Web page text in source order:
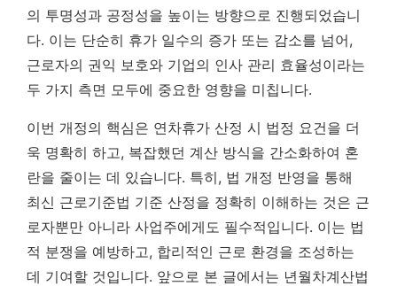
의 투명성과 공정성을 높이는 방향으로 진행되었습니
다. 이는 단순히 휴가 일수의 증가 또는 감소를 넘어,
근로자의 권익 보호와 기업의 인사 관리 효율성이라는
두 가지 측면 모두에 중요한 영향을 미칩니다.
이번 개정의 핵심은 연차휴가 산정 시 법정 요건을 더
욱 명확히 하고, 복잡했던 계산 방식을 간소화하여 혼
란을 줄이는 데 있습니다. 특히, 법 개정 반영을 통해
최신 근로기준법 기준 산정을 정확히 이해하는 것은 근
로자뿐만 아니라 사업주에게도 필수적입니다. 이는 법
적 분쟁을 예방하고, 합리적인 근로 환경을 조성하는
데 기여할 것입니다. 앞으로 본 글에서는 년월차계산법